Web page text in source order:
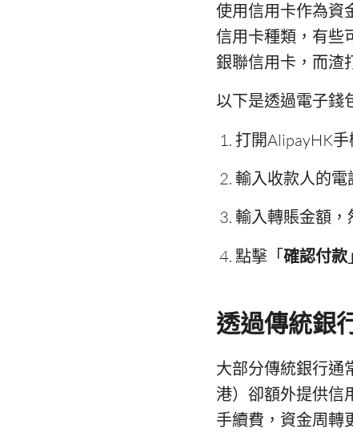
使用信用卡作為資
信用卡種類，有些
銀聯信用卡，而渣
以下是透過電子錢
打開AlipayHK
輸入收款人的電
輸入轉賬金額，
點擊「確認付款
透過傳統銀
大部分傳統銀行通
港）卻額外提供信
手續費，資金周轉